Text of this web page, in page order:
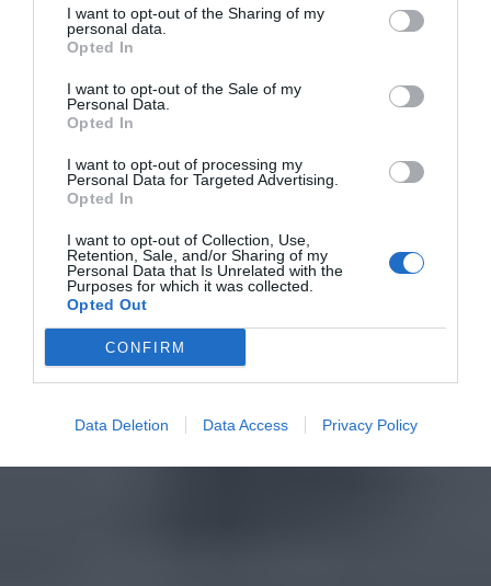
I want to opt-out of the Sharing of my
personal data.
Opted In
I want to opt-out of the Sale of my
Personal Data.
Opted In
I want to opt-out of processing my
Personal Data for Targeted Advertising.
Opted In
I want to opt-out of Collection, Use,
Retention, Sale, and/or Sharing of my
Personal Data that Is Unrelated with the
Purposes for which it was collected.
Opted Out
CONFIRM
Data Deletion Data Access Privacy Policy